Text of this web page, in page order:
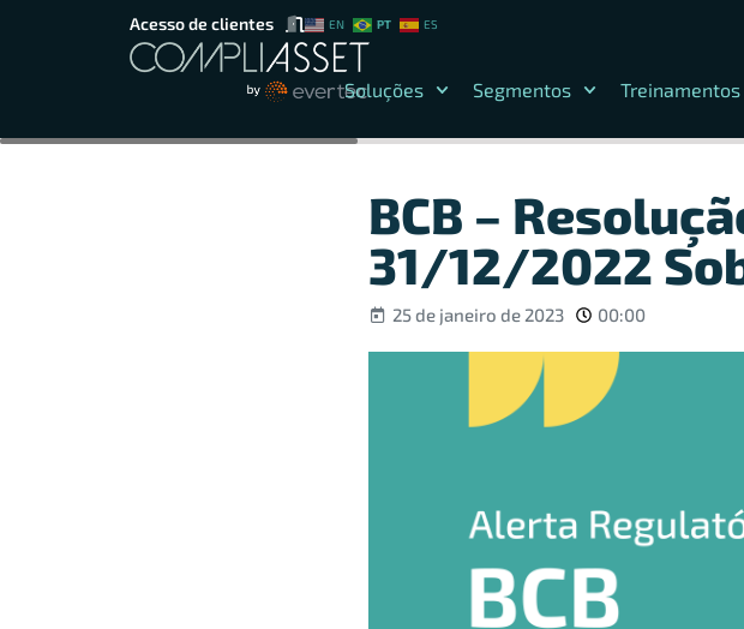
Acesso de clientes EN PT ES
Soluções Segmentos Treinamentos
BCB –
31/12/2022
25 de janeiro de 2023 00:00